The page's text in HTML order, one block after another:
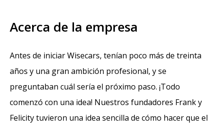
Acerca de la empresa
Antes de iniciar Wisecars, tenían poco más de treinta
años y una gran ambición profesional, y se
preguntaban cuál sería el próximo paso. ¡Todo
comenzó con una idea! Nuestros fundadores Frank y
Felicity tuvieron una idea sencilla de cómo hacer que el